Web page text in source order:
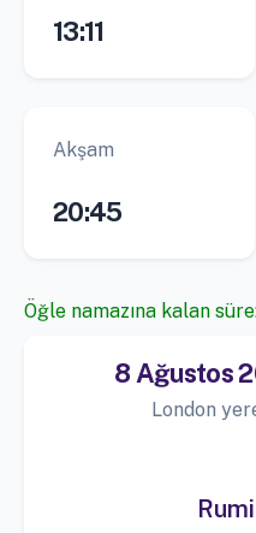
13:11
Akşam
20:45
Öğle namazına kalan
8 Ağustos
London